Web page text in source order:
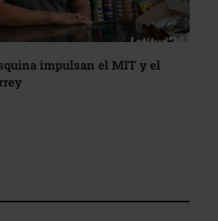
impulsan el MIT y el